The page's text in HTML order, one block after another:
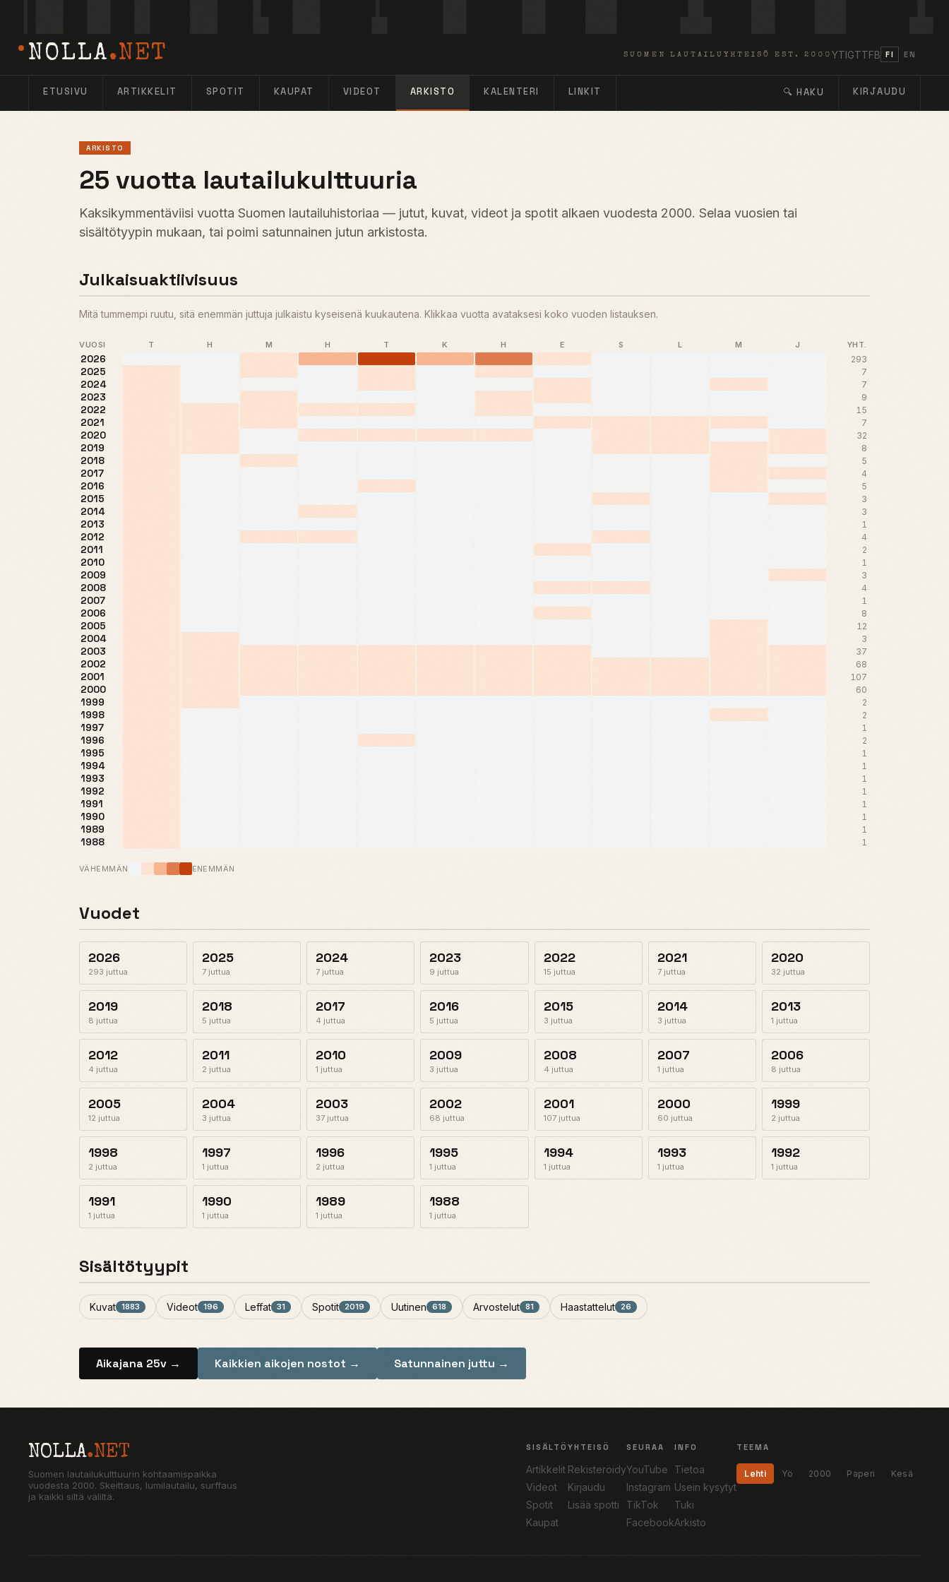
NOLLA.NET SUOMEN LAUTAILUYHTEISÖ EST. 2000 YTIGTTFB FI EN
ETUSIVU ARTIKKELIT SPOTIT KAUPAT VIDEOT ARKISTO KALENTERI LINKIT 🔍 HAKU KIRJAUDU
ARKISTO
25 vuotta lautailukulttuuria
Kaksikymmentäviisi vuotta Suomen lautailuhistoriaa — jutut, kuvat, videot ja spotit alkaen vuodesta 2000. Selaa vuosien tai
sisältötyypin mukaan, tai poimi satunnainen jutun arkistosta.
Julkaisuaktiivisuus
Mitä tummempi ruutu, sitä enemmän juttuja julkaistu kyseisenä kuukautena. Klikkaa vuotta avataksesi koko vuoden listauksen.
VUOSI T H M H T K H E S L M J YHT.
2026 293
2025 7
2024 7
2023 9
2022 15
2021 7
2020 32
2019 8
2018 5
2017 4
2016 5
2015 3
2014 3
2013 1
2012 4
2011 2
2010 1
2009 3
2008 4
2007 1
2006 8
2005 12
2004 3
2003 37
2002 68
2001 107
2000 60
1999 2
1998 2
1997 1
1996 2
1995 1
1994 1
1993 1
1992 1
1991 1
1990 1
1989 1
1988 1
VÄHEMMÄN ENEMMÄN
Vuodet
2026
293 juttua
2025
7 juttua
2024
7 juttua
2023
9 juttua
2022
15 juttua
2021
7 juttua
2020
32 juttua
2019
8 juttua
2018
5 juttua
2017
4 juttua
2016
5 juttua
2015
3 juttua
2014
3 juttua
2013
1 juttua
2012
4 juttua
2011
2 juttua
2010
1 juttua
2009
3 juttua
2008
4 juttua
2007
1 juttua
2006
8 juttua
2005
12 juttua
2004
3 juttua
2003
37 juttua
2002
68 juttua
2001
107 juttua
2000
60 juttua
1999
2 juttua
1998
2 juttua
1997
1 juttua
1996
2 juttua
1995
1 juttua
1994
1 juttua
1993
1 juttua
1992
1 juttua
1991
1 juttua
1990
1 juttua
1989
1 juttua
1988
1 juttua
Sisältötyypit
Kuvat 1883 Videot 196 Leffat 31 Spotit 2019 Uutinen 618 Arvostelut 81 Haastattelut 26
Aikajana 25v → Kaikkien aikojen nostot → Satunnainen juttu →
NOLLA.NET
Suomen lautailukulttuurin kohtaamispaikka
vuodesta 2000. Skeittaus, lumilautailu, surffaus
ja kaikki siltä väliltä.
SISÄLTÖ
Artikkelit
Videot
Spotit
Kaupat
YHTEISÖ
Rekisteröidy
Kirjaudu
Lisää spotti
SEURAA
YouTube
Instagram
TikTok
Facebook
INFO
Tietoa
Usein kysytyt
Tuki
Arkisto
TEEMA
Lehti Yö 2000 Paperi Kesä